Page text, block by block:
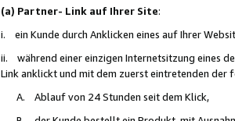
(a) Partner- Link auf Ihrer Site:
i. ein Kunde durch Anklicken eines auf Ihrer
ii. während einer einzigen Internetsitzung eines
Link anklickt und mit dem zuerst eintretenden der
A. Ablauf von 24 Stunden seit dem Klick,